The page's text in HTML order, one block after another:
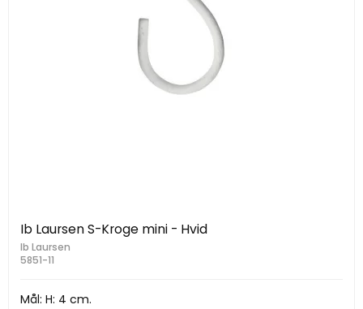
Ib Laursen S-Kroge mini - Hvid
Ib Laursen
5851-11
Mål: H: 4 cm.